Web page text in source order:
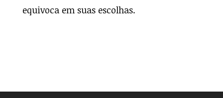
equivoca em suas escolhas.